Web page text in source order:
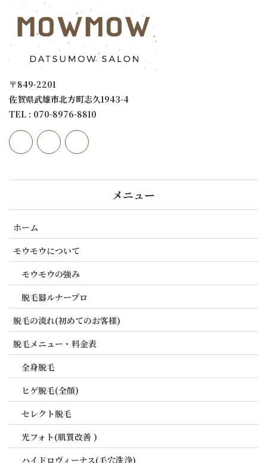
〒849-2201
佐賀県武雄市北方町志久1943-4
TEL : 070-8976-8810
メニュー
ホーム
モウモウについて
モウモウの強み
脱毛器ルナープロ
脱毛の流れ(初めてのお客様)
脱毛メニュー・料金表
全身脱毛
ヒゲ脱毛(全顔)
セレクト脱毛
光フォト(肌質改善 )
ハイドロヴィーナス(毛穴洗浄)